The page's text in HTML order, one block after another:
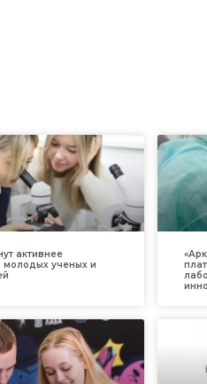
активнее
ученых и